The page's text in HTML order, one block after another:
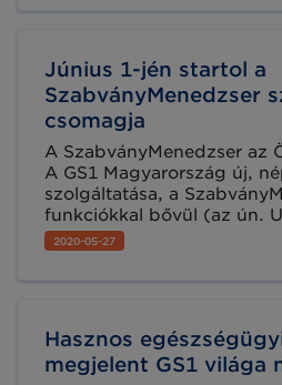
illetve közös platformot
párbeszédre a piaci
képviselők között.
Június 1-jén startol a
SzabványMenedzser
csomagja
A SzabványMenedzser az
A GS1 Magyarország új,
szolgáltatása, a
funkciókkal bővül (az ún.
egészségügyi szektor
segítséget nyújtson az MDR
2020-05-27
Hasznos
megjelent GS1 világa